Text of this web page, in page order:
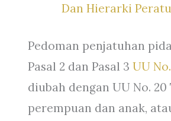
Dan Hierarki
Pedoman penjatuhan
Pasal 2 dan Pasal 3 UU
diubah dengan UU No.
perempuan dan anak,